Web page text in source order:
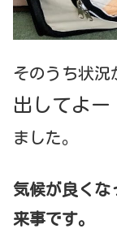
そのうち状況
出してよー
ました。
気候が良く
来事です。